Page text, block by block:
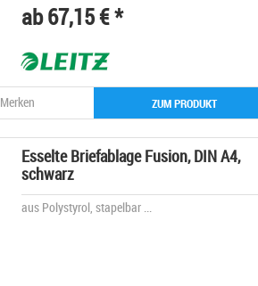
ab 67,15 € *
ZUM PRODUKT
Merken
Esselte Briefablage Fusion, DIN A4,
schwarz
aus Polystyrol, stapelbar ...